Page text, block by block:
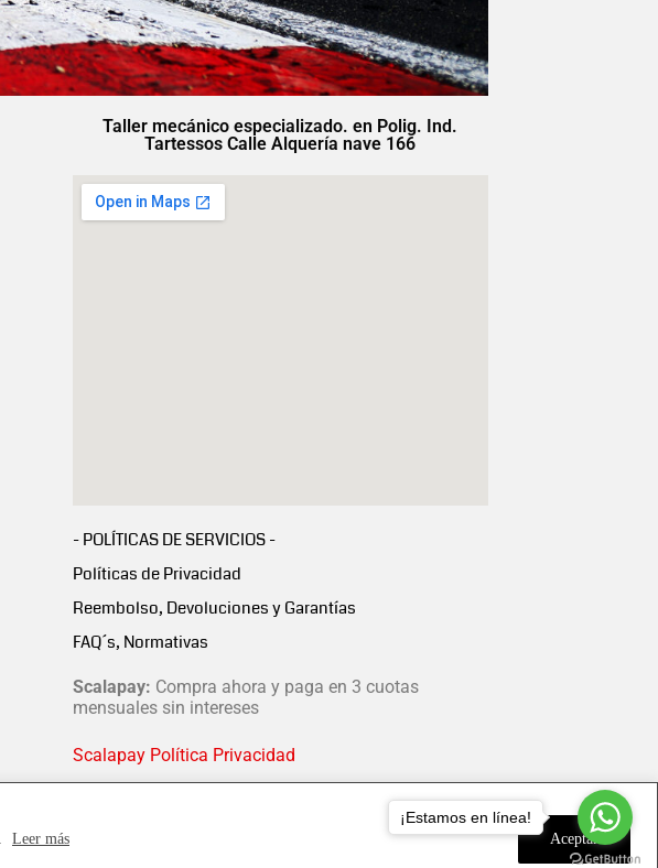
Leer más Aceptar
Taller mecánico especializado. en Polig. Ind.
Tartessos Calle Alquería nave 166
- POLÍTICAS DE SERVICIOS -
Políticas de Privacidad
Reembolso, Devoluciones y Garantías
FAQ´s, Normativas
Scalapay: Compra ahora y paga en 3 cuotas
mensuales sin intereses
Scalapay Política Privacidad
¡Estamos en línea!